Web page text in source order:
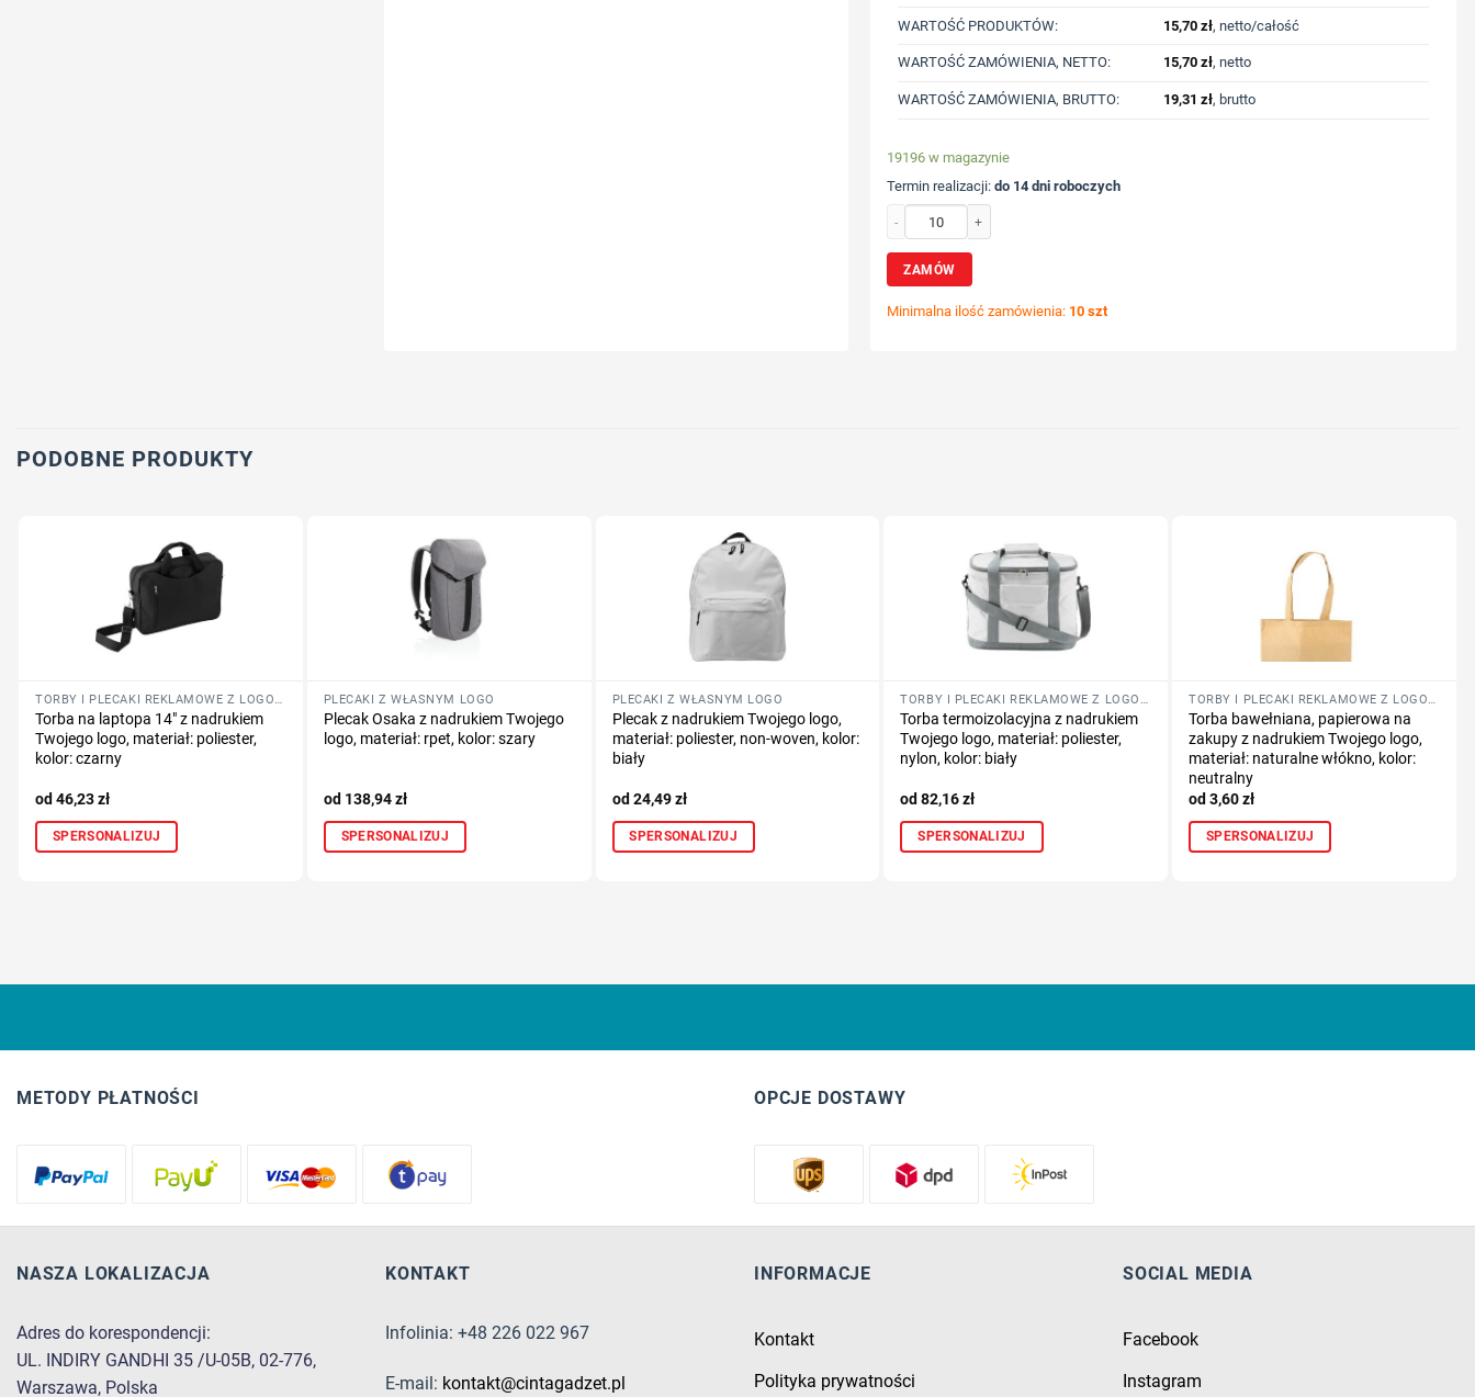
WARTOŚĆ PRODUKTÓW: 15,70 zł, netto/całość
WARTOŚĆ ZAMÓWIENIA, NETTO: 15,70 zł, netto
WARTOŚĆ ZAMÓWIENIA, BRUTTO: 19,31 zł, brutto
19196 w magazynie
Termin realizacji: do 14 dni roboczych
ZAMÓW
Minimalna ilość zamówienia: 10 szt
PODOBNE PRODUKTY
TORBY I PLECAKI REKLAMOWE Z LOGO FIRMY
Torba na laptopa 14″ z nadrukiem
Twojego logo, materiał: poliester,
kolor: czarny
46,23zł
SPERSONALIZUJ
PLECAKI Z WŁASNYM LOGO
Plecak Osaka z nadrukiem Twojego
logo, materiał: rpet, kolor: szary
138,94zł
SPERSONALIZUJ
PLECAKI Z WŁASNYM LOGO
Plecak z nadrukiem Twojego logo,
materiał: poliester, non-woven, kolor:
biały
24,49zł
SPERSONALIZUJ
TORBY I PLECAKI REKLAMOWE Z LOGO FIRMY
Torba termoizolacyjna z nadrukiem
Twojego logo, materiał: poliester,
nylon, kolor: biały
82,16zł
SPERSONALIZUJ
TORBY I PLECAKI REKLAMOWE Z LOGO FIRMY
Torba bawełniana, papierowa na
zakupy z nadrukiem Twojego logo,
materiał: naturalne włókno, kolor:
neutralny
3,60zł
SPERSONALIZUJ
METODY PŁATNOŚCI OPCJE DOSTAWY
NASZA LOKALIZACJA
Adres do korespondencji:
UL. INDIRY GANDHI 35 /U-05B, 02-776,
Warszawa, Polska
KONTAKT
Infolinia: +48 226 022 967
E-mail: kontakt@cintagadzet.pl
INFORMACJE
Kontakt
Polityka prywatności
SOCIAL MEDIA
Facebook
Instagram